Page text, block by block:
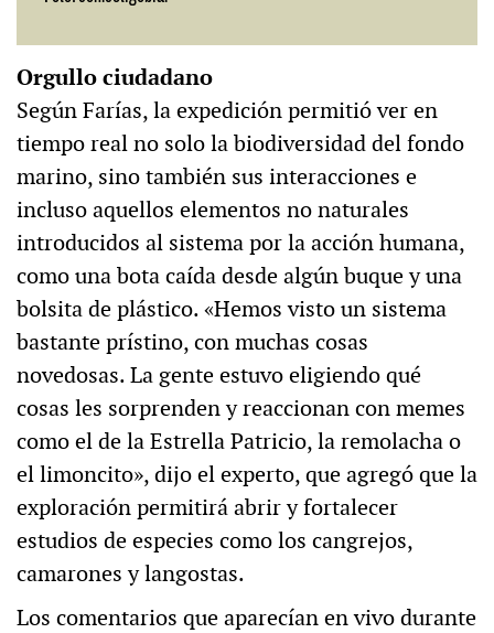
Orgullo ciudadano
Según Farías, la expedición permitió ver en
tiempo real no solo la biodiversidad del fondo
marino, sino también sus interacciones e
incluso aquellos elementos no naturales
introducidos al sistema por la acción humana,
como una bota caída desde algún buque y una
bolsita de plástico. «Hemos visto un sistema
bastante prístino, con muchas cosas
novedosas. La gente estuvo eligiendo qué
cosas les sorprenden y reaccionan con memes
como el de la Estrella Patricio, la remolacha o
el limoncito», dijo el experto, que agregó que la
exploración permitirá abrir y fortalecer
estudios de especies como los cangrejos,
camarones y langostas.
Los comentarios que aparecían en vivo durante